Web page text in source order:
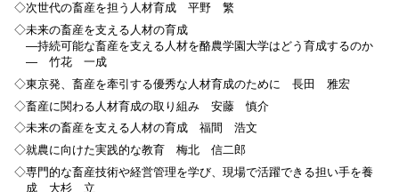
◇次世代の畜産を担う人材育成 平野 繁
◇未来の畜産を支える人材の育成
―持続可能な畜産を支える人材を酪農学園大学はどう育成するのか
― 竹花 一成
◇東京発、畜産を牽引する優秀な人材育成のために 長田 雅宏
◇畜産に関わる人材育成の取り組み 安藤 慎介
◇未来の畜産を支える人材の育成 福間 浩文
◇就農に向けた実践的な教育 梅北 信二郎
◇専門的な畜産技術や経営管理を学び、現場で活躍できる担い手を養
成 大杉 立